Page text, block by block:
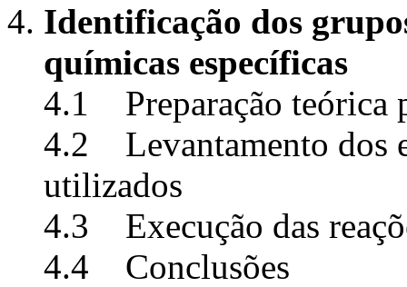
Identificação dos
químicas específicas
4.1 Preparação teórica
4.2 Levantamento dos
utilizados
4.3 Execução das
4.4 Conclusões